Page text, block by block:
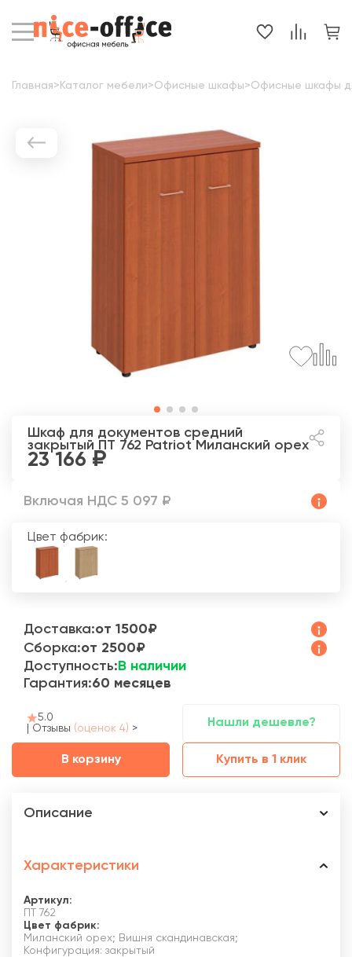
Главная> Каталог мебели>Офисные шкафы>Офисные шкафы
Шкаф для документов средний
закрытый ПТ 762 Patriot Миланский орех
23 166
Включая НДС 5 097 ₽
Цвет фабрик:
Доставка:от 1500₽
Сборка:от 2500₽
Доступность: В наличии
Гарантия:60 месяцев
5.0
Отзывы (оценок 4) > Нашли дешевле?
В корзину Купить в 1 клик
Описание
Характеристики
Артикул:
ПТ 762
Цвет фабрик:
Миланский орех; Вишня скандинавская;
Конфигурация: закрытый